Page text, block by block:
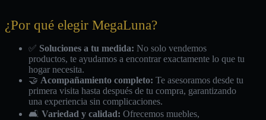
¿Por qué elegir MegaLuna?
✅ Soluciones a tu medida: No solo vendemos
productos, te ayudamos a encontrar exactamente lo que tu
hogar necesita.
🤝 Acompañamiento completo: Te asesoramos desde tu
primera visita hasta después de tu compra, garantizando
una experiencia sin complicaciones.
🛋️ Variedad y calidad: Ofrecemos muebles,